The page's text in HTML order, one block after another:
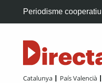
Periodisme
Catalunya País Valencià